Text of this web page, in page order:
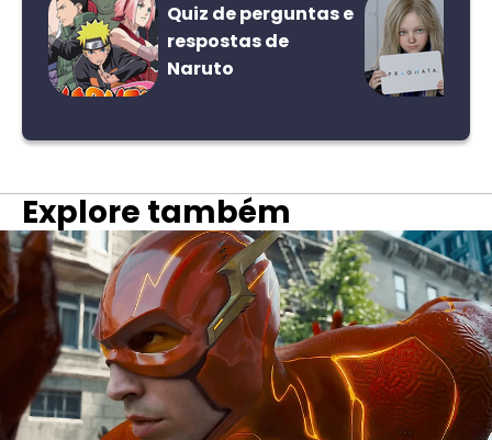
Quiz de perguntas e
respostas de
Naruto
Explore também